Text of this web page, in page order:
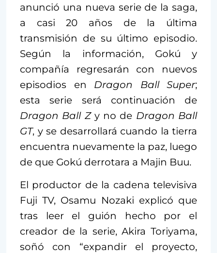
anunció una nueva serie de la saga,
a casi 20 años de la última
transmisión de su último episodio.
Según la información, Gokú y
compañía regresarán con nuevos
episodios en Dragon Ball Super;
esta serie será continuación de
Dragon Ball Zy no de Dragon Ball
GT, y se desarrollará cuando la tierra
encuentra nuevamente la paz, luego
de que Gokú derrotara a Majin Buu.
El productor de la cadena televisiva
Fuji TV, Osamu Nozaki explicó que
tras leer el guión hecho por el
creador de la serie, Akira Toriyama,
soñó con “expandir el proyecto,